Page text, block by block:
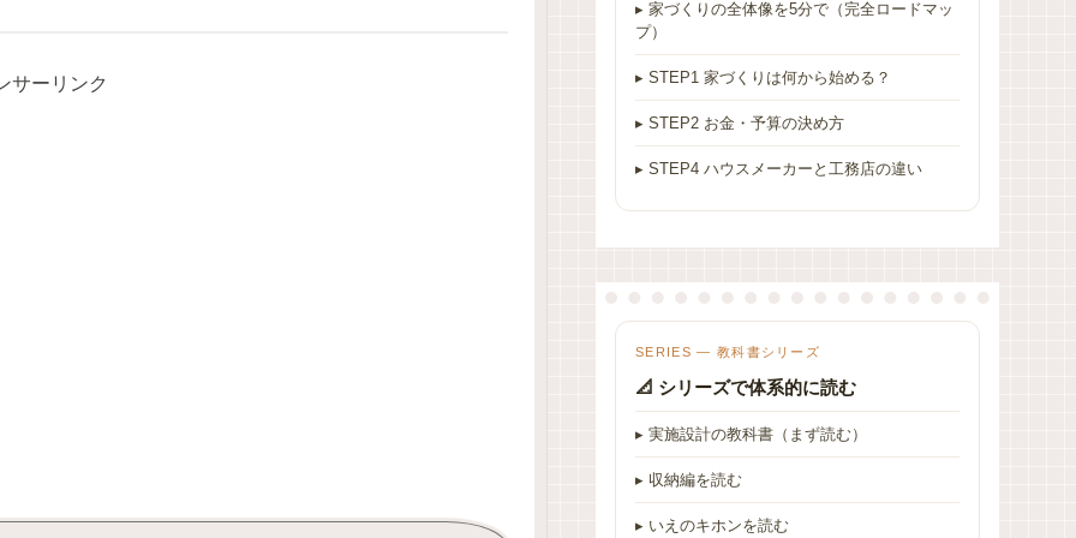
サーリンク
▸ 家づくりの全体像を5分で（完全ロードマッ
プ）
▸ STEP1 家づくりは何から始める？
▸ STEP2 お金・予算の決め方
▸ STEP4 ハウスメーカーと工務店の違い
SERIES — 教科書シリーズ
📐 シリーズで体系的に読む
▸ 実施設計の教科書（まず読む）
▸ 収納編を読む
▸ いえのキホンを読む